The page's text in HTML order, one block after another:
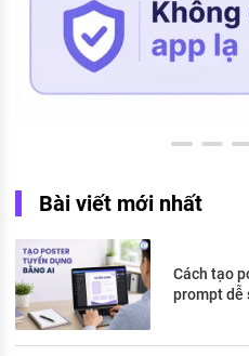
Bài viết mới nhất
Cách tạo
prompt dễ